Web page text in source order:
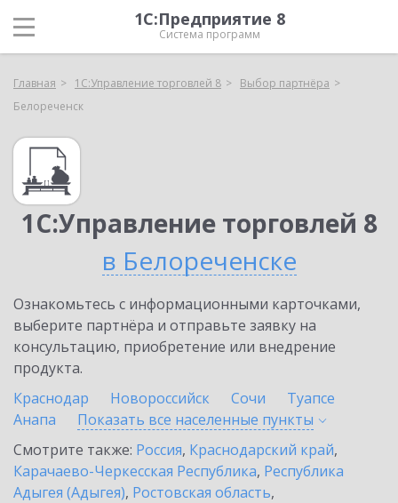
1С:Предприятие 8
Система программ
Главная 1С:Управление торговлей 8
Выбор партнёра
Белореченск
1С:Управление торговлей 8
в Белореченске
Ознакомьтесь с информационными карточками,
выберите партнёра и отправьте заявку на
консультацию, приобретение или внедрение
продукта.
Краснодар
Новороссийск Сочи
Туапсе
Анапа
Показать все населенные пункты
Смотрите также: Россия, Краснодарский край,
Карачаево-Черкесская Республика, Республика
Адыгея (Адыгея), Ростовская область,